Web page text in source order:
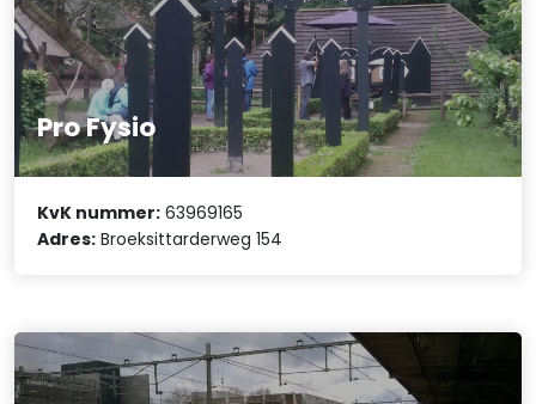
Pro Fysio
KvK nummer: 63969165
Adres: Broeksittarderweg 154